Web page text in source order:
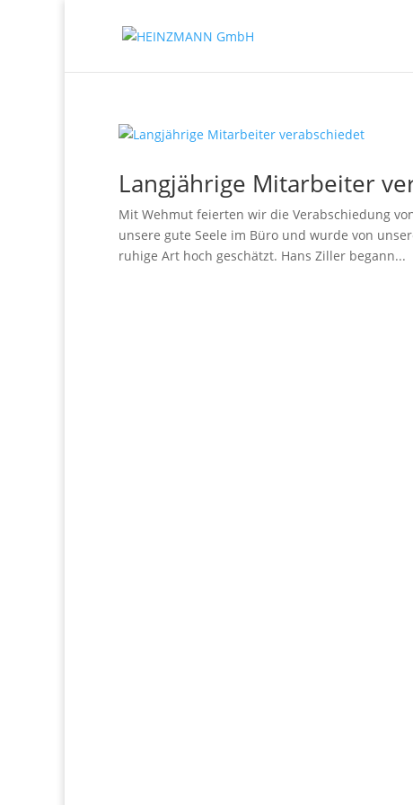
Langjährige Mitarbeiter
Mit Wehmut feierten wir die Verabschiedung
unsere gute Seele im Büro und wurde von
ruhige Art hoch geschätzt. Hans Ziller begann...